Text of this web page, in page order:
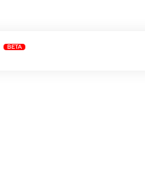
BETA